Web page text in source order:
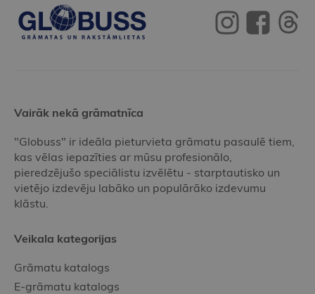
Vairāk nekā grāmatnīca
"Globuss" ir ideāla pieturvieta grāmatu pasaulē tiem,
kas vēlas iepazīties ar mūsu profesionālo,
pieredzējušo speciālistu izvēlētu - starptautisko un
vietējo izdevēju labāko un populārāko izdevumu
klāstu.
Veikala kategorijas
Grāmatu katalogs
E-grāmatu katalogs